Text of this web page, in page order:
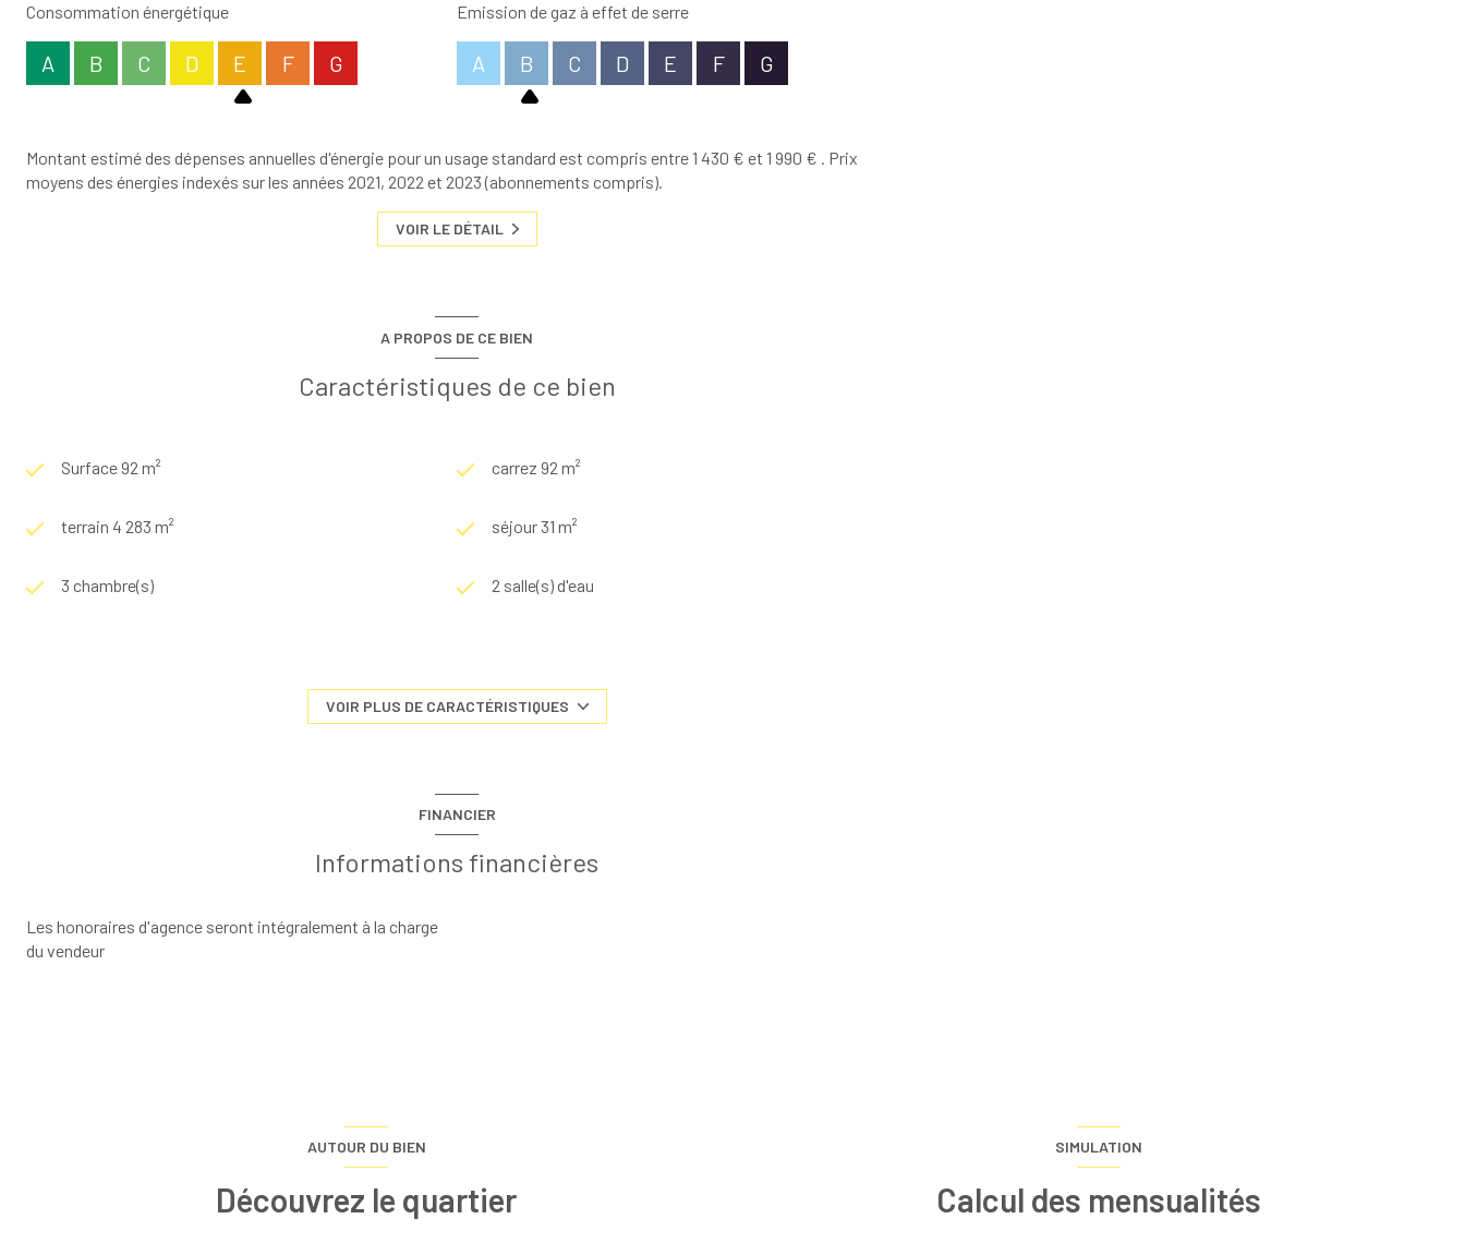
Consommation énergétique
A B C D E F G
Emission de gaz à effet de serre
A B C D E F G
Montant estimé des dépenses annuelles d'énergie pour un usage standard est compris entre 1 430 € et 1 990 € . Prix
moyens des énergies indexés sur les années 2021, 2022 et 2023 (abonnements compris).
VOIR LE DÉTAIL
A PROPOS DE CE BIEN
Caractéristiques de ce bien
Surface 92 m² carrez 92 m²
terrain 4 283 m² séjour 31 m²
3 chambre(s) 2 salle(s) d'eau
1 niveau(x)
VOIR PLUS DE CARACTÉRISTIQUES
FINANCIER
Informations financières
Les honoraires d'agence seront intégralement à la charge
du vendeur
AUTOUR DU BIEN
Découvrez le quartier
SIMULATION
Calcul des mensualités